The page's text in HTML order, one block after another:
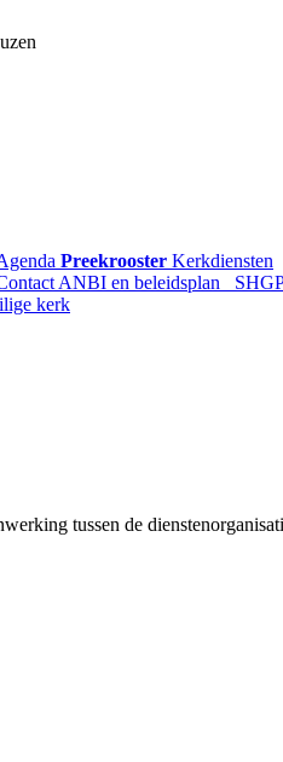
Preekrooster Kerkdiensten
ANBI en beleidsplan
kerk
tussen de